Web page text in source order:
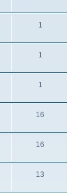
1
1
1
16
16
13